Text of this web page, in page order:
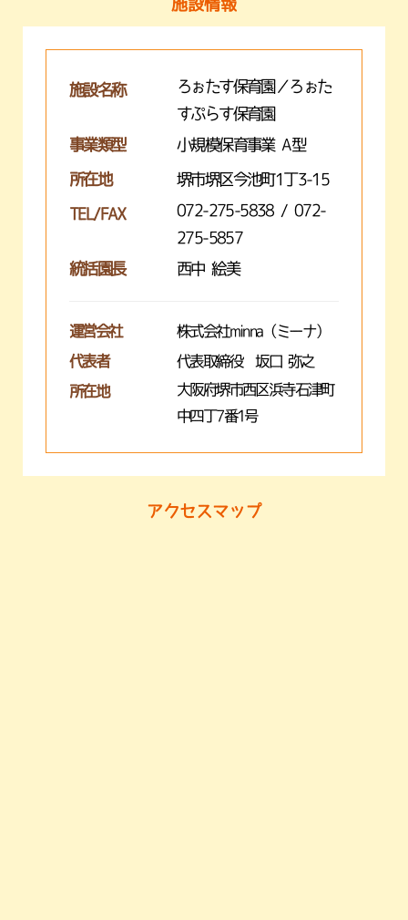
施設情報
施設名称
ろぉたす保育園／ろぉた
すぷらす保育園
事業類型
小規模保育事業 A型
所在地 堺市堺区今池町1丁3-15
TEL/FAX
072-275-5838 / 072-
275-5857
統括園長
西中 絵美
運営会社 株式会社minna（ミーナ）
代表者 代表取締役 坂口 弥之
所在地
大阪府堺市西区浜寺石津町
中四丁7番1号
アクセスマップ